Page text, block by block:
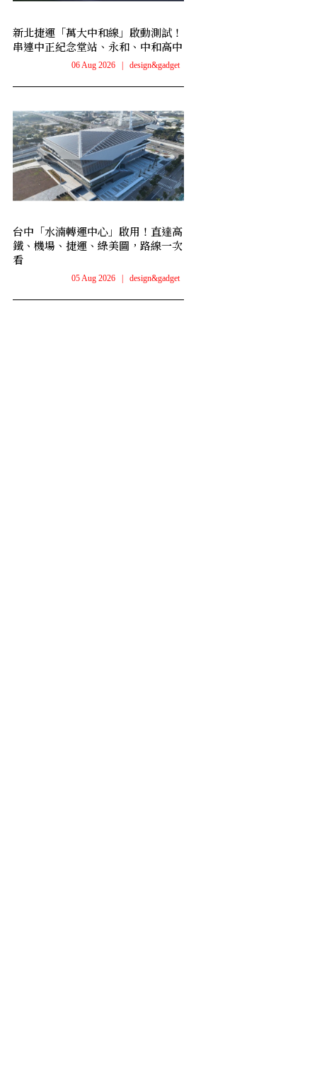
新北捷運「萬大中和線」啟動測試！
串連中正紀念堂站、永和、中和高中
06 Aug 2026 design&gadget
台中「水湳轉運中心」啟用！直達高
鐵、機場、捷運、綠美圖，路線一次
看
05 Aug 2026 design&gadget